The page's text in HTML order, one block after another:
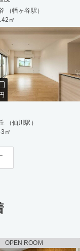
（幡ヶ谷駅）
㎡
（仙川駅）
㎡
OPEN ROOM